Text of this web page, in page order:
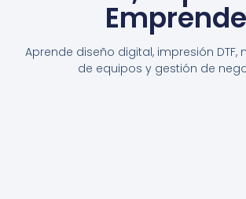
Emprende
Aprende diseño digital, impresión DTF,
de equipos y gestión de